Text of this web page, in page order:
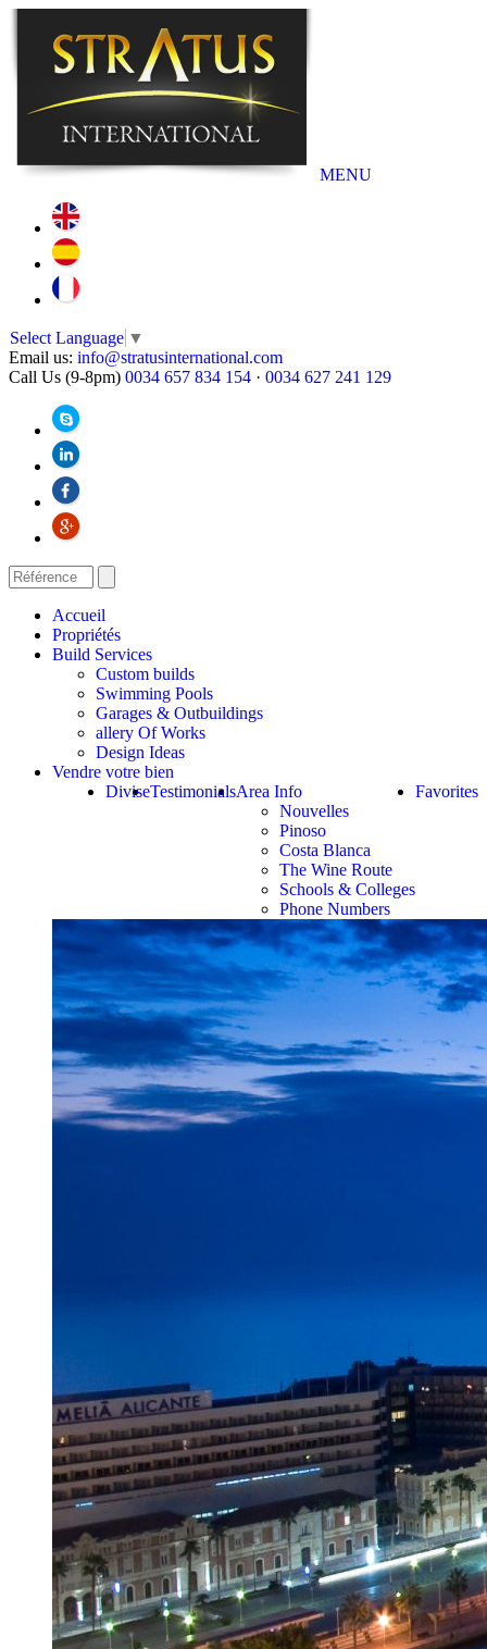
MENU
Select Language ▼
Email us: info@stratusinternational.com
Call Us (9-8pm) 0034 657 834 154 · 0034 627 241 129
Accueil
Propriétés
Build Services
Custom builds
Swimming Pools
Garages & Outbuildings
allery Of Works
Design Ideas
Vendre votre bien
Favorites
Area Info
Nouvelles
Pinoso
Costa Blanca
The Wine Route
Schools & Colleges
Phone Numbers
Testimonials
Divise